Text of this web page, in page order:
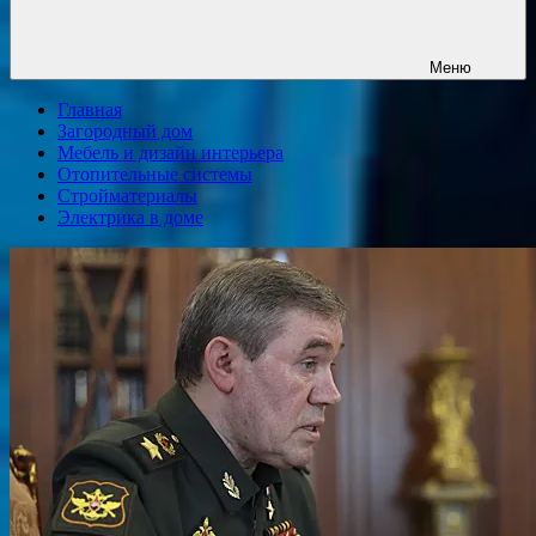
Меню
Главная
Загородный дом
Мебель и дизайн интерьера
Отопительные системы
Стройматериалы
Электрика в доме